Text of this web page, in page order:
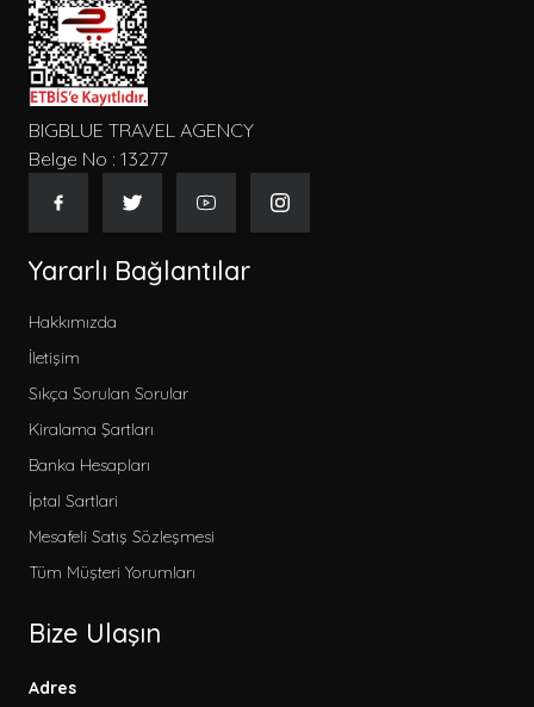
BIGBLUE TRAVEL AGENCY
Belge No : 13277
Yararlı Bağlantılar
Hakkımızda
İletişim
Sıkça Sorulan Sorular
Kiralama Şartları
Banka Hesapları
İptal Sartlari
Mesafeli Satış Sözleşmesi
Tüm Müşteri Yorumları
Bize Ulaşın
Adres